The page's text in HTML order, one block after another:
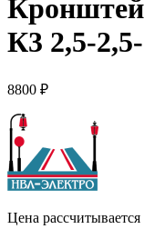
К3 2,5-
8800 ₽
Цена